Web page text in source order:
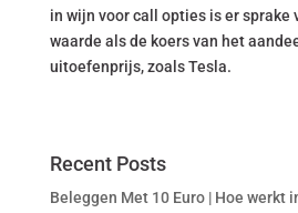
in wijn voor call opties is er sprake
waarde als de koers van het
uitoefenprijs, zoals Tesla.
Recent Posts
Beleggen Met 10 Euro | Hoe werkt